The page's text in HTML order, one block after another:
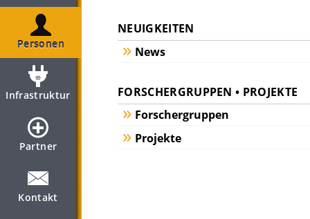
Personen
Infrastruktur
Partner
Kontakt
NEUIGKEITEN
News
FORSCHERGRUPPEN • PROJEKTE
Forschergruppen
Projekte